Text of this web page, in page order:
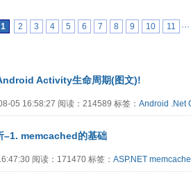
1 2 3 4 5 6 7 8 9 10 11 ···
Activity生命周期(图文)!
05 16:58:27 阅读：214589 标签： Android .Net
–1. memcached的基础
阅读：171470 标签： ASP.NET